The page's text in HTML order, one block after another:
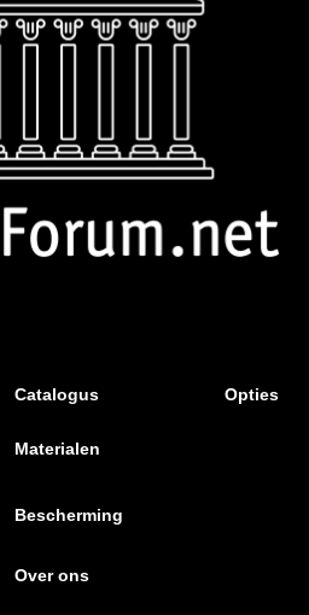
Catalogus Opties
Materialen
Bescherming
Over ons